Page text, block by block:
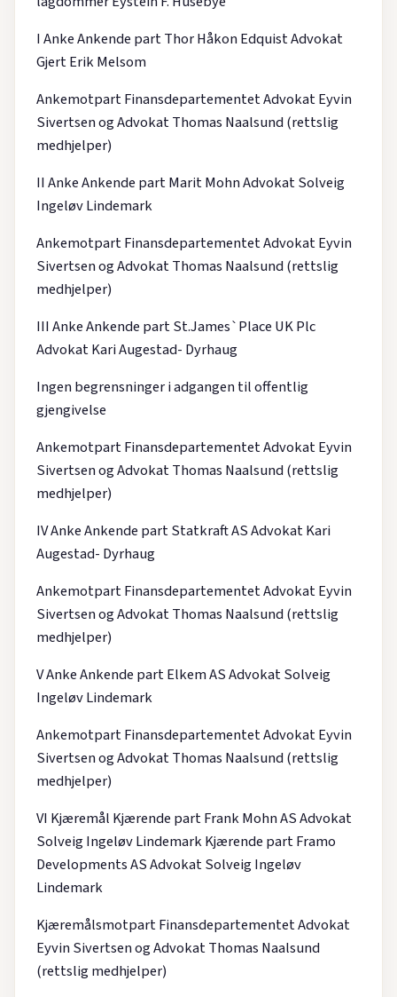
I Anke Ankende part Thor Håkon Edquist Advokat
Gjert Erik Melsom
Ankemotpart Finansdepartementet Advokat Eyvin
Sivertsen og Advokat Thomas Naalsund (rettslig
medhjelper)
II Anke Ankende part Marit Mohn Advokat Solveig
Ingeløv Lindemark
Ankemotpart Finansdepartementet Advokat Eyvin
Sivertsen og Advokat Thomas Naalsund (rettslig
medhjelper)
III Anke Ankende part St.James`Place UK Plc
Advokat Kari Augestad- Dyrhaug
Ingen begrensninger i adgangen til offentlig
gjengivelse
Ankemotpart Finansdepartementet Advokat Eyvin
Sivertsen og Advokat Thomas Naalsund (rettslig
medhjelper)
IV Anke Ankende part Statkraft AS Advokat Kari
Augestad- Dyrhaug
Ankemotpart Finansdepartementet Advokat Eyvin
Sivertsen og Advokat Thomas Naalsund (rettslig
medhjelper)
V Anke Ankende part Elkem AS Advokat Solveig
Ingeløv Lindemark
Ankemotpart Finansdepartementet Advokat Eyvin
Sivertsen og Advokat Thomas Naalsund (rettslig
medhjelper)
VI Kjæremål Kjærende part Frank Mohn AS Advokat
Solveig Ingeløv Lindemark Kjærende part Framo
Developments AS Advokat Solveig Ingeløv
Lindemark
Kjæremålsmotpart Finansdepartementet Advokat
Eyvin Sivertsen og Advokat Thomas Naalsund
(rettslig medhjelper)